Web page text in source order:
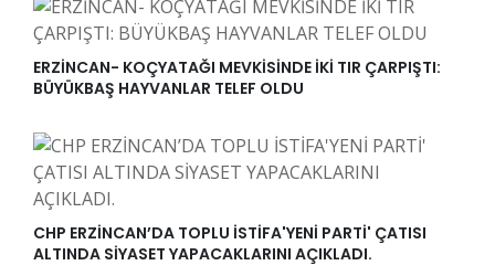
ERZİNCAN- KOÇYATAĞI MEVKİSİNDE İKİ TIR ÇARPIŞTI:
BÜYÜKBAŞ HAYVANLAR TELEF OLDU
CHP ERZİNCAN’DA TOPLU İSTİFA'YENİ PARTİ' ÇATISI
ALTINDA SİYASET YAPACAKLARINI AÇIKLADI.